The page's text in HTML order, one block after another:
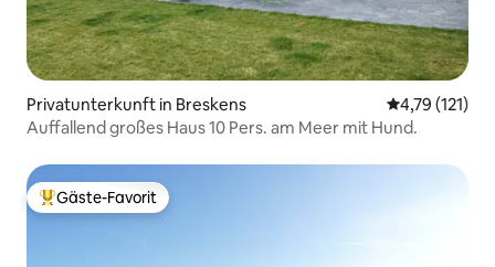
Privatunterkunft in Breskens
4,79 (121)
Auffallend großes Haus 10 Pers. am Meer mit Hund.
Beliebter Gäste-Favorit.
Gäste-Favorit